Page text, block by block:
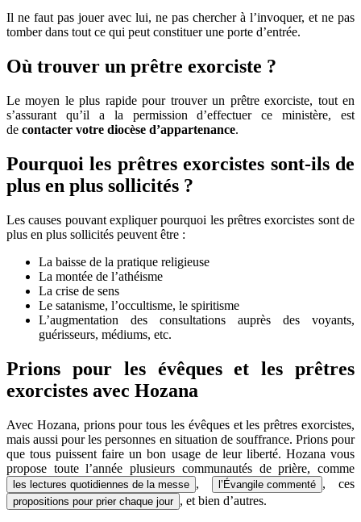
Il ne faut pas jouer avec lui, ne pas chercher à l’invoquer, et ne pas
tomber dans tout ce qui peut constituer une porte d’entrée.
Où trouver un prêtre exorciste ?
Le moyen le plus rapide pour trouver un prêtre exorciste, tout en
s’assurant qu’il a la permission d’effectuer ce ministère, est
de contacter votre diocèse d’appartenance.
Pourquoi les prêtres exorcistes sont-ils de
plus en plus sollicités ?
Les causes pouvant expliquer pourquoi les prêtres exorcistes sont de
plus en plus sollicités peuvent être :
La baisse de la pratique religieuse
La montée de l’athéisme
La crise de sens
Le satanisme, l’occultisme, le spiritisme
L’augmentation des consultations auprès des voyants,
guérisseurs, médiums, etc.
Prions pour les évêques et les prêtres
exorcistes avec Hozana
Avec Hozana, prions pour tous les évêques et les prêtres exorcistes,
mais aussi pour les personnes en situation de souffrance. Prions pour
que tous puissent faire un bon usage de leur liberté. Hozana vous
propose toute l’année plusieurs communautés de prière, comme
les lectures quotidiennes de la messe , l’Évangile commenté , ces
propositions pour prier chaque jour , et bien d’autres.